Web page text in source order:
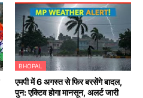
BHOPAL
एमपी में 6 अगस्त से फिर बरसेंगे बादल,
पुन: एक्टिव होगा मानसून, अलर्ट जारी